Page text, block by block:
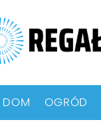
DOM OGRÓD